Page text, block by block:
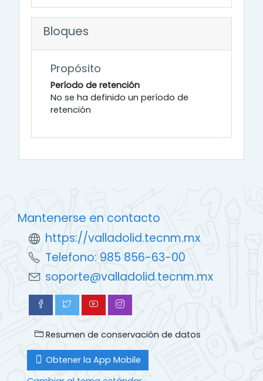
Bloques
Propósito
Período de retención
No se ha definido un período de
retención
Mantenerse en contacto
https://valladolid.tecnm.mx
Telefono: 985 856-63-00
soporte@valladolid.tecnm.mx
Resumen de conservación de datos
Obtener la App Mobile